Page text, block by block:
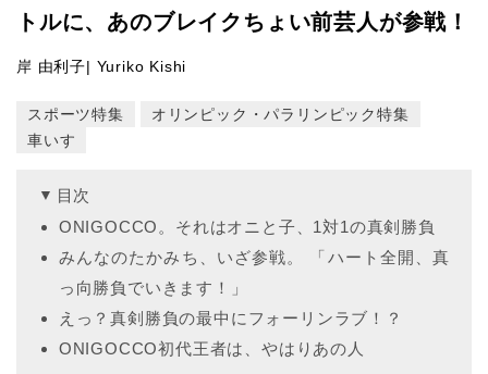
トルに、あのブレイクちょい前芸人が参戦！
岸 由利子| Yuriko Kishi
スポーツ特集
オリンピック・パラリンピック特集
車いす
目次
ONIGOCCO。それはオニと子、1対1の真剣勝負
みんなのたかみち、いざ参戦。 「ハート全開、真
っ向勝負でいきます！」
えっ？真剣勝負の最中にフォーリンラブ！？
ONIGOCCO初代王者は、やはりあの人